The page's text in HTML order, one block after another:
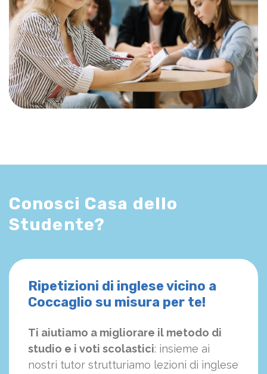
Conosci Casa dello
Studente?
Ripetizioni di inglese vicino a
Coccaglio su misura per te!
Ti aiutiamo a migliorare il metodo di
studio e i voti scolastici: insieme ai
nostri tutor strutturiamo lezioni di inglese